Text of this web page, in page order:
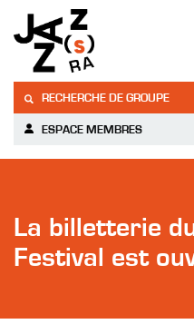
RECHERCHE DE GROUPE
ESPACE MEMBRES
La billetterie
Festival est